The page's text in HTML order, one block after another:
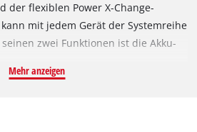
der flexiblen Power X-Change-
kann mit jedem Gerät der Systemreihe
zwei Funktionen ist die Akku-
Bohren und Schlagbohren für
Mehr anzeigen